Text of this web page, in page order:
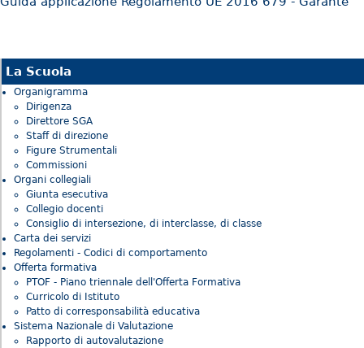
La Scuola
Organigramma
Dirigenza
Direttore SGA
Staff di direzione
Figure Strumentali
Commissioni
Organi collegiali
Giunta esecutiva
Collegio docenti
Consiglio di intersezione, di interclasse, di classe
Carta dei servizi
Regolamenti - Codici di comportamento
Offerta formativa
PTOF - Piano triennale dell'Offerta Formativa
Curricolo di Istituto
Patto di corresponsabilità educativa
Sistema Nazionale di Valutazione
Rapporto di autovalutazione